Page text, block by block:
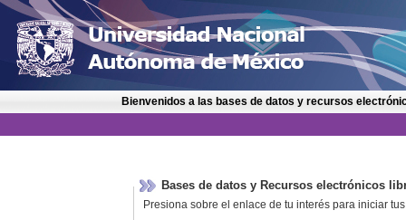
Bienvenidos a las bases de datos y recursos
Bases de datos y Recursos electrónicos
Presiona sobre el enlace de tu interés para iniciar